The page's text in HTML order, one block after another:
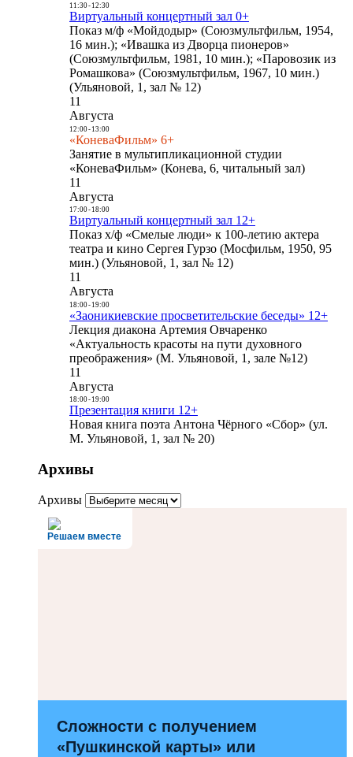
11:30- 12:30
Виртуальный концертный зал 0+
Показ м/ф «Мойдодыр» (Союзмультфильм, 1954,
16 мин.); «Ивашка из Дворца пионеров»
(Союзмультфильм, 1981, 10 мин.); «Паровозик из
Ромашкова» (Союзмультфильм, 1967, 10 мин.)
(Ульяновой, 1, зал № 12)
11
Августа
12:00- 13:00
«КоневаФильм» 6+
Занятие в мультипликационной студии
«КоневаФильм» (Конева, 6, читальный зал)
11
Августа
17:00- 18:00
Виртуальный концертный зал 12+
Показ х/ф «Смелые люди» к 100-летию актера
театра и кино Сергея Гурзо (Мосфильм, 1950, 95
мин.) (Ульяновой, 1, зал № 12)
11
Августа
18:00- 19:00
«Заоникиевские просветительские беседы» 12+
Лекция диакона Артемия Овчаренко
«Актуальность красоты на пути духовного
преображения» (М. Ульяновой, 1, зале №12)
11
Августа
18:00- 19:00
Презентация книги 12+
Новая книга поэта Антона Чёрного «Сбор» (ул.
М. Ульяновой, 1, зал № 20)
Архивы
Архивы
Решаем вместе
Сложности с получением
«Пушкинской карты» или